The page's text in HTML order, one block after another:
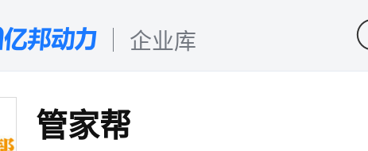
企业库
管家帮